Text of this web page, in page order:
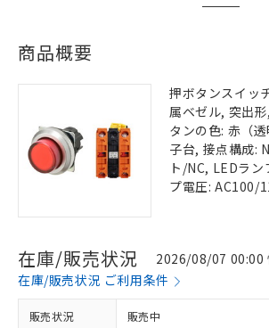
商品概要
押ボタンスイッ
属ベゼル, 突出
タンの色: 赤（
子台, 接点構成:
ト/NC, LEDラ
プ電圧: AC100/
在庫/販売状況
2026/08/07 00:00
在庫/販売状況 ご利用条件
販売状況 販売中